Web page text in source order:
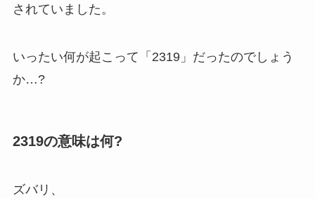
されていました。
いったい何が起こって「2319」だったのでしょう
か…?
2319の意味は何?
ズバリ、